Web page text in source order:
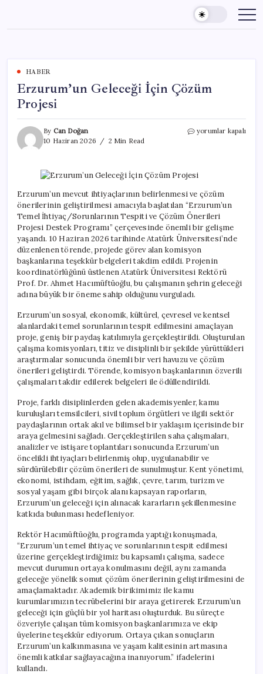
content
HABER
Erzurum’un Geleceği İçin Çözüm
Projesi
By Can Doğan
10 Haziran 2026
2 Min Read
Erzurum’un
için
yorumlar kapalı
Erzurum’un mevcut ihtiyaçlarının belirlenmesi ve çözüm
önerilerinin geliştirilmesi amacıyla başlatılan “Erzurum’un
Temel İhtiyaç/Sorunlarının Tespiti ve Çözüm Önerileri
Projesi Destek Programı” çerçevesinde önemli bir gelişme
yaşandı. 10 Haziran 2026 tarihinde Atatürk Üniversitesi’nde
düzenlenen törende, projede görev alan komisyon
başkanlarına teşekkür belgeleri takdim edildi. Projenin
koordinatörlüğünü üstlenen Atatürk Üniversitesi Rektörü
Prof. Dr. Ahmet Hacımüftüoğlu, bu çalışmanın şehrin geleceği
adına büyük bir öneme sahip olduğunu vurguladı.
Erzurum’un sosyal, ekonomik, kültürel, çevresel ve kentsel
alanlardaki temel sorunlarının tespit edilmesini amaçlayan
proje, geniş bir paydaş katılımıyla gerçekleştirildi. Oluşturulan
çalışma komisyonları, titiz ve disiplinli bir şekilde yürüttükleri
araştırmalar sonucunda önemli bir veri havuzu ve çözüm
önerileri geliştirdi. Törende, komisyon başkanlarının özverili
çalışmaları takdir edilerek belgeleri ile ödüllendirildi.
Proje, farklı disiplinlerden gelen akademisyenler, kamu
kuruluşları temsilcileri, sivil toplum örgütleri ve ilgili sektör
paydaşlarının ortak akıl ve bilimsel bir yaklaşım içerisinde bir
araya gelmesini sağladı. Gerçekleştirilen saha çalışmaları,
analizler ve istişare toplantıları sonucunda Erzurum’un
öncelikli ihtiyaçları belirlenmiş olup, uygulanabilir ve
sürdürülebilir çözüm önerileri de sunulmuştur. Kent yönetimi,
ekonomi, istihdam, eğitim, sağlık, çevre, tarım, turizm ve
sosyal yaşam gibi birçok alanı kapsayan raporların,
Erzurum’un geleceği için alınacak kararların şekillenmesine
katkıda bulunması hedefleniyor.
Rektör Hacımüftüoğlu, programda yaptığı konuşmada,
“Erzurum’un temel ihtiyaç ve sorunlarının tespit edilmesi
üzerine gerçekleştirdiğimiz bu kapsamlı çalışma, sadece
mevcut durumun ortaya konulmasını değil, aynı zamanda
geleceğe yönelik somut çözüm önerilerinin geliştirilmesini de
amaçlamaktadır. Akademik birikimimiz ile kamu
kurumlarımızın tecrübelerini bir araya getirerek Erzurum’un
geleceği için güçlü bir yol haritası oluşturduk. Bu süreçte
özveriyle çalışan tüm komisyon başkanlarımıza ve ekip
üyelerine teşekkür ediyorum. Ortaya çıkan sonuçların
Erzurum’un kalkınmasına ve yaşam kalitesinin artmasına
önemli katkılar sağlayacağına inanıyorum.” ifadelerini
kullandı.